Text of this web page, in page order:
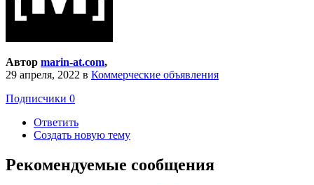
Автор marin-at.com,
29 апреля, 2022 в Коммерческие объявления
Подписчики 0
Ответить
Создать новую тему
Рекомендуемые сообщения